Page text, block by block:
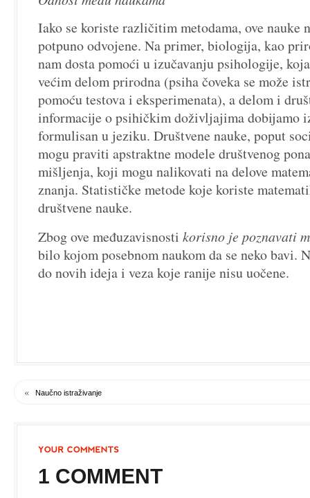
Iako se koriste različitim metodama, ove nauke
potpuno odvojene. Na primer, biologija, kao
nam dosta pomoći u izučavanju psihologije,
većim delom prirodna (psiha čoveka se može
pomoću testova i eksperimenata), a delom i
informacije o psihičkim doživljajima dobijamo
formulisan u jeziku. Društvene nauke, poput
mogu praviti apstraktne modele društvenog
mišljenja, koji mogu nalikovati na delove
znanja. Statističke metode koje koriste
društvene nauke.
Zbog ove međuzavisnosti korisno je poznavati
bilo kojom posebnom naukom da se neko bavi.
do novih ideja i veza koje ranije nisu uočene.
« Naučno istraživanje
1 COMMENT